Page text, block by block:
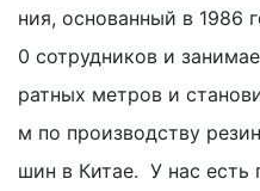
ния, основанный в 1986
0 сотрудников и
ратных метров и
м по производству
шин в Китае. У нас есть